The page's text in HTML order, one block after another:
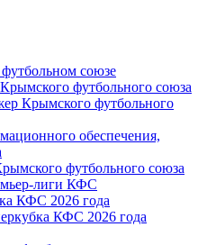
союзе
футбольного союза
Крымского футбольного
обеспечения,
футбольного союза
лиги КФС
КФС 2026 года
КФС 2026 года